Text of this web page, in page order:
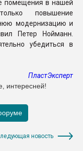
помещения в нашей
повышение
модернизацию и
Петер Нойманн.
убедиться в
ПластЭксперт
интересней!
новость